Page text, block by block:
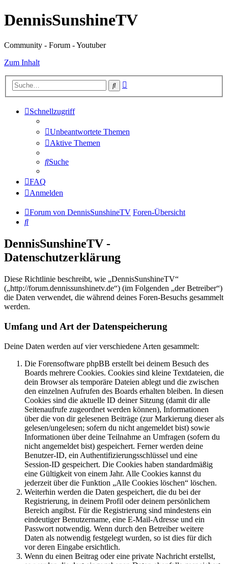
DennisSunshineTV
Community - Forum - Youtuber
Zum Inhalt
Suche
Schnellzugriff
Unbeantwortete Themen
Aktive Themen
Suche
FAQ
Anmelden
Forum von DennisSunshineTV Foren-Übersicht
Suche
DennisSunshineTV -
Datenschutzerklärung
Diese Richtlinie beschreibt, wie „DennisSunshineTV“
(„http://forum.dennissunshinetv.de“) (im Folgenden „der Betreiber“)
die Daten verwendet, die während deines Foren-Besuchs gesammelt
werden.
Umfang und Art der Datenspeicherung
Deine Daten werden auf vier verschiedene Arten gesammelt:
Die Forensoftware phpBB erstellt bei deinem Besuch des
Boards mehrere Cookies. Cookies sind kleine Textdateien, die
dein Browser als temporäre Dateien ablegt und die zwischen
den einzelnen Aufrufen des Boards erhalten bleiben. In diesen
Cookies sind die aktuelle ID deiner Sitzung (damit dir alle
Seitenaufrufe zugeordnet werden können), Informationen
über die von dir gelesenen Beiträge (zur Markierung dieser als
gelesen/ungelesen; sofern du nicht angemeldet bist) sowie
Informationen über deine Teilnahme an Umfragen (sofern du
nicht angemeldet bist) gespeichert. Ferner werden deine
Benutzer-ID, ein Authentifizierungsschlüssel und eine
Session-ID gespeichert. Die Cookies haben standardmäßig
eine Gültigkeit von einem Jahr. Alle Cookies kannst du
jederzeit über die Funktion „Alle Cookies löschen“ löschen.
Weiterhin werden die Daten gespeichert, die du bei der
Registrierung, in deinem Profil oder deinem persönlichem
Bereich angibst. Für die Registrierung sind mindestens ein
eindeutiger Benutzername, eine E-Mail-Adresse und ein
Passwort notwendig. Wenn durch den Betreiber weitere
Daten als notwendig festgelegt wurden, so ist dies für dich
vor deren Eingabe ersichtlich.
Wenn du einen Beitrag oder eine private Nachricht erstellst,